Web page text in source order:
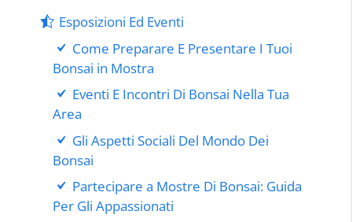
Esposizioni Ed Eventi
Come Preparare E Presentare I Tuoi
Bonsai in Mostra
Eventi E Incontri Di Bonsai Nella Tua
Area
Gli Aspetti Sociali Del Mondo Dei
Bonsai
Partecipare a Mostre Di Bonsai: Guida
Per Gli Appassionati